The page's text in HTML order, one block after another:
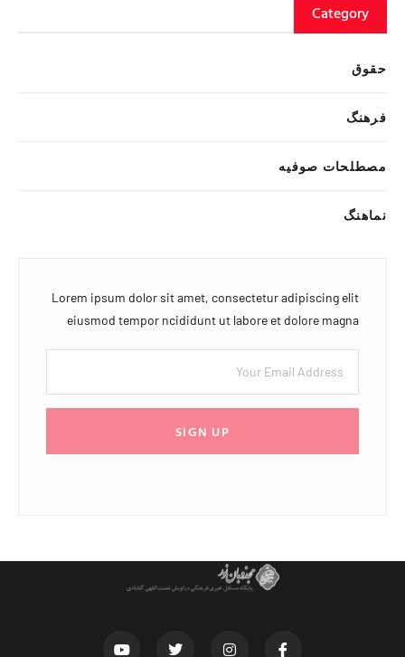
Category
حقوق
فرهنگ
مصطلحات صوفیه
نماهنگ
Lorem ipsum dolor sit amet, consectetur adipiscing elit
eiusmod tempor ncididunt ut labore et dolore magna
SIGN UP